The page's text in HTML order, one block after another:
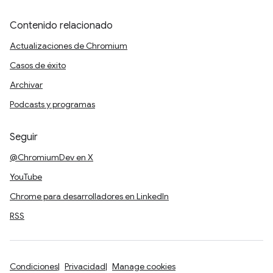
Contenido relacionado
Actualizaciones de Chromium
Casos de éxito
Archivar
Podcasts y programas
Seguir
@ChromiumDev en X
YouTube
Chrome para desarrolladores en LinkedIn
RSS
Condiciones Privacidad Manage cookies